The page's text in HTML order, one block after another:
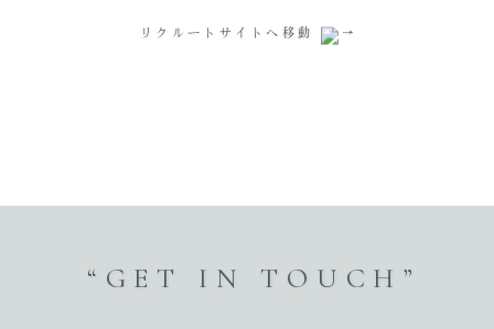
リクルートサイトへ移動
“GET IN TOUCH”